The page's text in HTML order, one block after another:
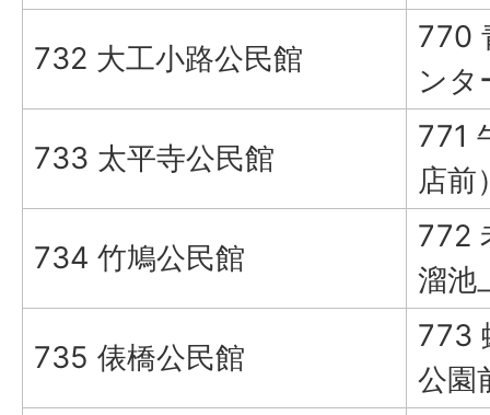
732 大工小路公民館
770
ンタ
733 太平寺公民館
771
店前
734 竹鳩公民館
772
溜池
735 俵橋公民館
773
公園